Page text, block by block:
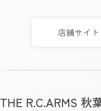
店舗サイト
THE R.C.ARMS 秋